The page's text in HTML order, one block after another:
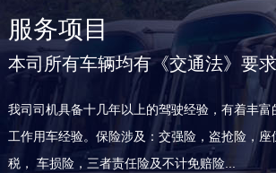
服务项目
本司所有车辆均有《交通法》要求
我司司机具备十几年以上的驾驶经验，有着丰富
工作用车经验。保险涉及：交强险，盗抢险，
税， 车损险，三者责任险及不计免赔险...